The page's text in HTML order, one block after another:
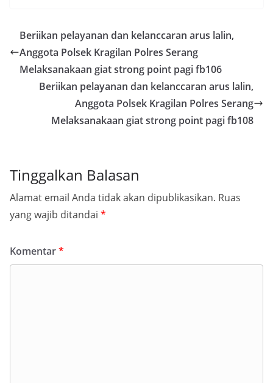
Beriikan pelayanan dan kelanccaran arus lalin,
Anggota Polsek Kragilan Polres Serang
Melaksanakaan giat strong point pagi fb106
Beriikan pelayanan dan kelanccaran arus lalin,
Anggota Polsek Kragilan Polres Serang
Melaksanakaan giat strong point pagi fb108
Tinggalkan Balasan
Alamat email Anda tidak akan dipublikasikan. Ruas
yang wajib ditandai *
Komentar*